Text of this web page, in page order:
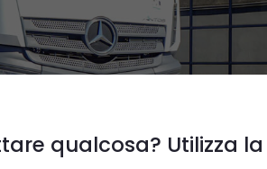
qualcosa? Utilizza